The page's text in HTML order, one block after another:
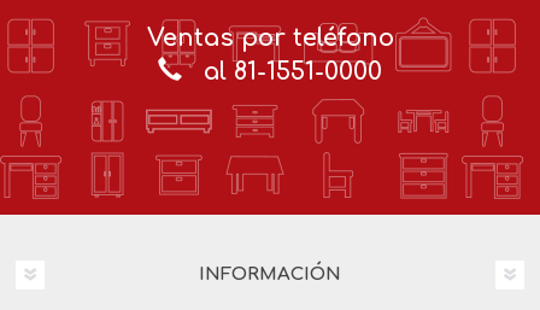
Ventas por teléfono
al 81-1551-0000
INFORMACIÓN